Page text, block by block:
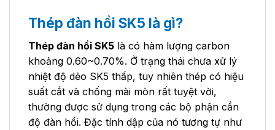
Thép đàn hồi SK5 là gì?
Thép đàn hồi SK5 là có hàm lượng carbon
khoảng 0.60~0.70%. Ở trạng thái chưa xử lý
nhiệt độ dẻo SK5 thấp, tuy nhiên thép có hiệu
suất cắt và chống mài mòn rất tuyệt vời,
thường được sử dụng trong các bộ phận cần
độ đàn hồi. Đặc tính dập của nó tương tự như